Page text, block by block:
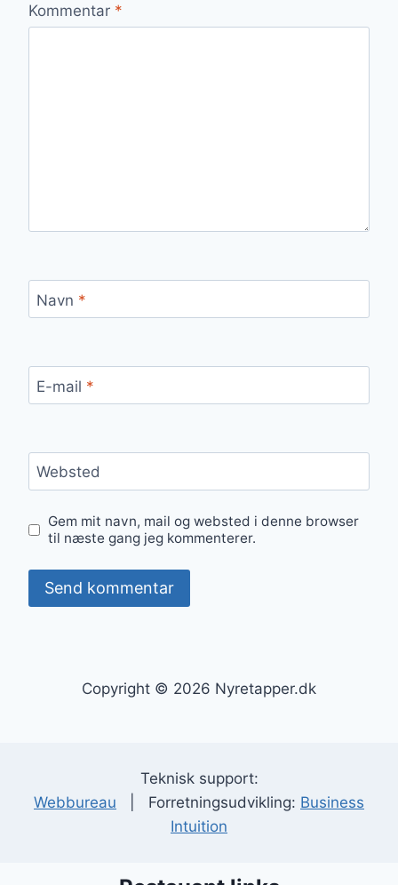
Kommentar *
Navn *
E-mail *
Websted
Gem mit navn, mail og websted i denne browser
til næste gang jeg kommenterer.
Copyright © 2026 Nyretapper.dk
Teknisk support:
Webbureau | Forretningsudvikling: Business
Intuition